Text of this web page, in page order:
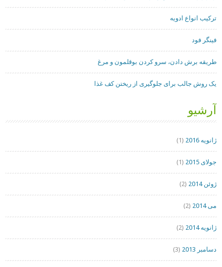
ترکیب انواع ادویه
فینگر فود
طریقه برش دادن، سرو کردن بوقلمون و مرغ
یک روش جالب برای جلوگیری از ریختن کف غذا
آرشیو
ژانویه 2016 (1)
جولای 2015 (1)
ژوئن 2014 (2)
می 2014 (2)
ژانویه 2014 (2)
دسامبر 2013 (3)